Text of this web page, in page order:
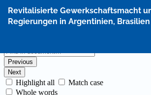
Artikeldetails
zurückkehren
Revitalisierte Gewerkschaftsmacht
Regierungen in Argentinien,